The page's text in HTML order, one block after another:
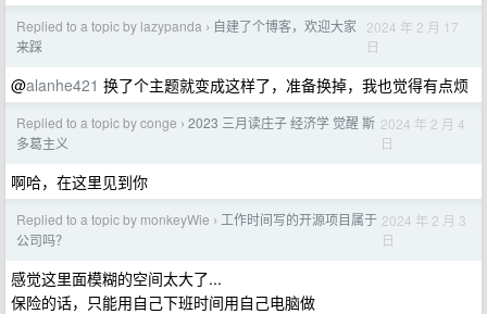
Replied to a topic by lazypanda › 自建了个博客，欢迎大家
来踩
2024 年 2 月 17
日
@alanhe421 换了个主题就变成这样了，准备换掉，我也觉得有点烦
Replied to a topic by conge › 2023 三月读庄子 经济学 觉醒 斯
多葛主义
2024 年 2 月 4
日
啊哈，在这里见到你
Replied to a topic by monkeyWie › 工作时间写的开源项目属于
公司吗？
2024 年 2 月 3
日
感觉这里面模糊的空间太大了...
保险的话，只能用自己下班时间用自己电脑做